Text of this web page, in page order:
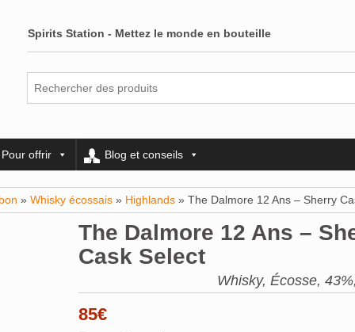
Spirits Station - Mettez le monde en bouteille
Pour offrir Blog et conseils
» Whisky écossais » Highlands » The Dalmore 12 Ans – Sherry
The Dalmore 12 Ans –
Cask Select
Whisky, Écosse,
85€